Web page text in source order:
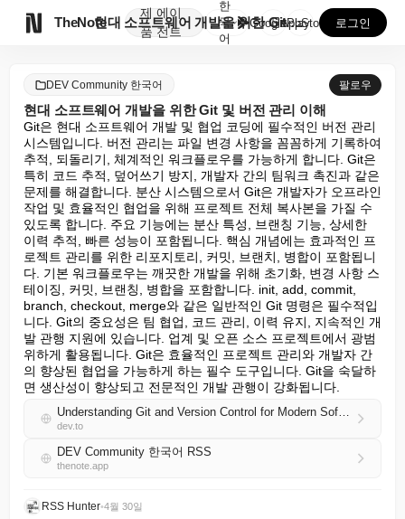
TheNote
제
품
에이
전트
현대 소프트웨어 개발을 위한 Git 및 버전 관리 이해
한
국
어
GooglePlay
AppStore 로그인
DEV Community 한국어 팔로우
현대 소프트웨어 개발을 위한 Git 및 버전 관리 이해
Git은 현대 소프트웨어 개발 및 협업 코딩에 필수적인 버전 관리
시스템입니다. 버전 관리는 파일 변경 사항을 꼼꼼하게 기록하여
추적, 되돌리기, 체계적인 워크플로우를 가능하게 합니다. Git은
특히 코드 추적, 덮어쓰기 방지, 개발자 간의 팀워크 촉진과 같은
문제를 해결합니다. 분산 시스템으로서 Git은 개발자가 오프라인
작업 및 효율적인 협업을 위해 프로젝트 전체 복사본을 가질 수
있도록 합니다. 주요 기능에는 분산 특성, 브랜칭 기능, 상세한
이력 추적, 빠른 성능이 포함됩니다. 핵심 개념에는 효과적인 프
로젝트 관리를 위한 리포지토리, 커밋, 브랜치, 병합이 포함됩니
다. 기본 워크플로우는 깨끗한 개발을 위해 초기화, 변경 사항 스
테이징, 커밋, 브랜칭, 병합을 포함합니다. init, add, commit,
branch, checkout, merge와 같은 일반적인 Git 명령은 필수적입
니다. Git의 중요성은 팀 협업, 코드 관리, 이력 유지, 지속적인 개
발 관행 지원에 있습니다. 업계 및 오픈 소스 프로젝트에서 광범
위하게 활용됩니다. Git은 효율적인 프로젝트 관리와 개발자 간
의 향상된 협업을 가능하게 하는 필수 도구입니다. Git을 숙달하
면 생산성이 향상되고 전문적인 개발 관행이 강화됩니다.
Understanding Git and Version Control for Modern Software Development
dev.to
DEV Community 한국어 RSS
thenote.app
RSS Hunter•4월 30일